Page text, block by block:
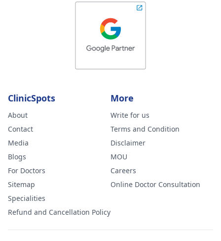
ClinicSpots
About
Contact
Media
Blogs
For Doctors
Sitemap
Specialities
Refund and Cancellation Policy
More
Write for us
Terms and Condition
Disclaimer
MOU
Careers
Online Doctor Consultation